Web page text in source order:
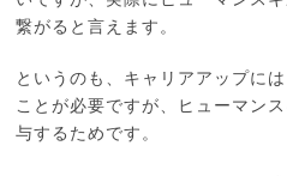
繋がると言えます。
というのも、キャリアアップに
ことが必要ですが、ヒューマン
与するためです。